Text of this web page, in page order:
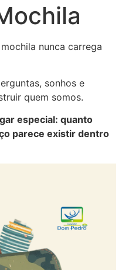
nunca carrega
sonhos e
quem somos.
especial: quanto
parece existir dentro